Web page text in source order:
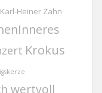
Karl-Heiner Zahn
Krokus
wertvoll